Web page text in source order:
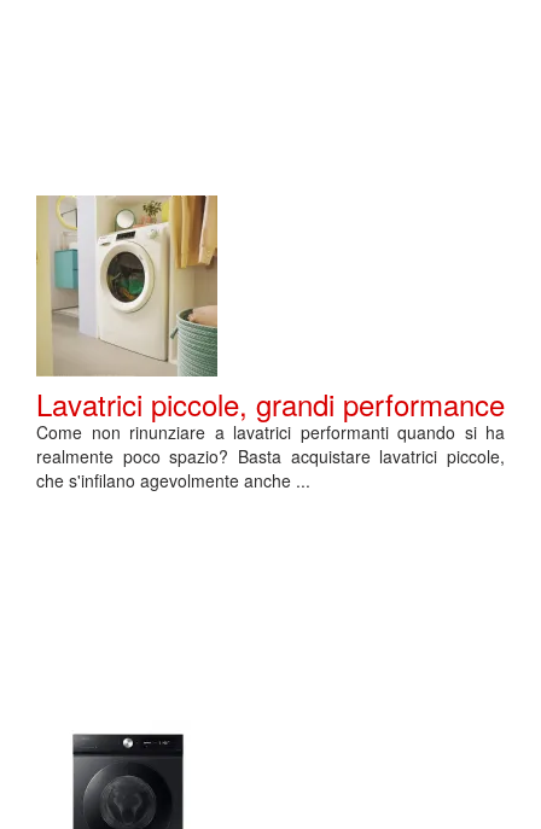
Lavatrici piccole, grandi performance
Come non rinunziare a lavatrici performanti quando si ha
realmente poco spazio? Basta acquistare lavatrici piccole,
che s'infilano agevolmente anche ...